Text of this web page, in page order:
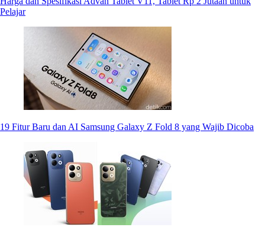
Pelajar
19 Fitur Baru dan AI Samsung Galaxy Z Fold 8 yang Wajib Dicoba